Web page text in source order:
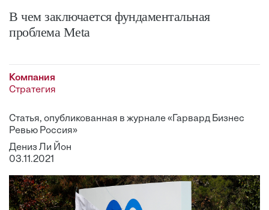
В чем заключается фундаментальная
проблема Meta
Компания
Стратегия
Статья, опубликованная в журнале «Гарвард Бизнес
Ревью Россия»
Дениз Ли Йон
03.11.2021